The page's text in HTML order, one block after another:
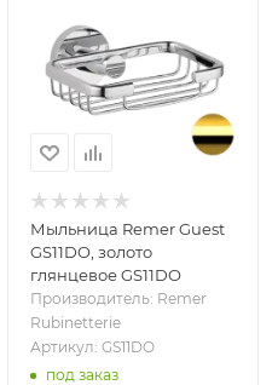
Мыльница Remer Guest
GS11DO, золото
глянцевое GS11DO
Производитель: Remer
Rubinetterie
Артикул: GS11DO
под заказ